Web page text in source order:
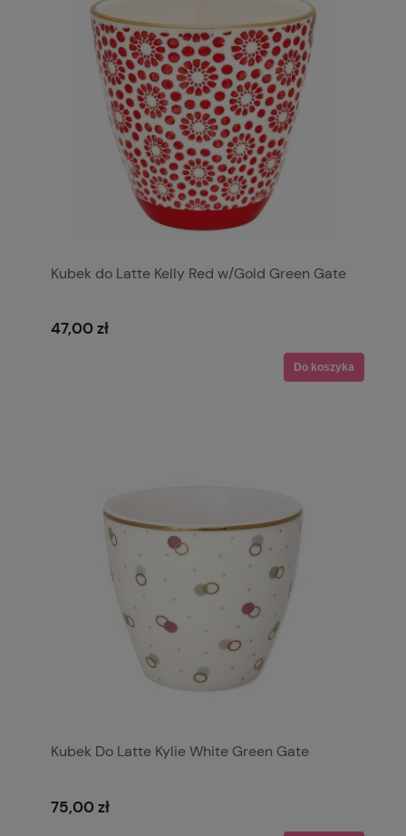
Kubek do Latte Kelly Red w/Gold Green Gate
47,00 zł
Do koszyka
Kubek Do Latte Kylie White Green Gate
75,00 zł